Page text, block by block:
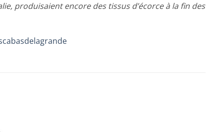
produisaient encore des tissus d’écorce à la fin des